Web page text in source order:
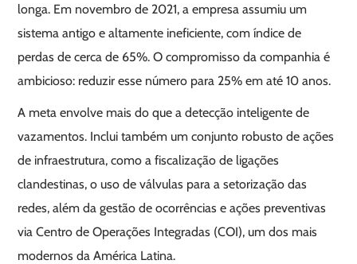
longa. Em novembro de 2021, a empresa assumiu um
sistema antigo e altamente ineficiente, com índice de
perdas de cerca de 65%. O compromisso da companhia é
ambicioso: reduzir esse número para 25% em até 10 anos.
A meta envolve mais do que a detecção inteligente de
vazamentos. Inclui também um conjunto robusto de ações
de infraestrutura, como a fiscalização de ligações
clandestinas, o uso de válvulas para a setorização das
redes, além da gestão de ocorrências e ações preventivas
via Centro de Operações Integradas (COI), um dos mais
modernos da América Latina.